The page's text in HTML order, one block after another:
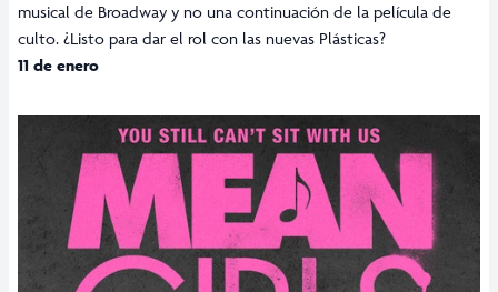
musical de Broadway y no una continuación de la película de
culto. ¿Listo para dar el rol con las nuevas Plásticas?
11 de enero